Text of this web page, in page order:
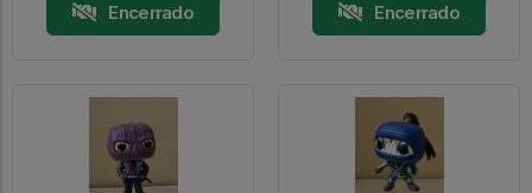
Encerrado Encerrado